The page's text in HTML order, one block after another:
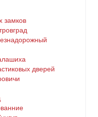
замков
дверей